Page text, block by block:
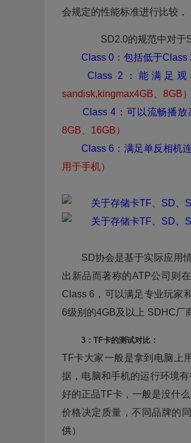
会规定的性能标准进行比较，
SD2.0的规范中对于
Class 0：包括低于Class
Class 2：能满足观看
sandisk,kingmax4GB、8GB）
Class 4：可以流畅播放
8GB、16GB）
Class 6：满足单反相机连
用于手机）
SD协会是基于实际应用情
出新品而著称的ATP公司则
Class 6，可以满足专业玩家
6级别的4GB及以上 SDHC厂
3：TF卡的测试对比：
TF卡大家一般是拿到电脑上
据，电脑和手机的运行环境
好的正品TF卡，一般是没什
价格决定质量，不同品牌的
供）